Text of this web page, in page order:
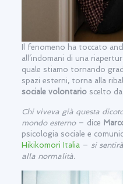
Il fenomeno ha toccato
all’indomani di una
quale stiamo tornando
spazi esterni, torna alla
sociale volontarioscelto da
Chi viveva già questa
mondo esterno– dice
psicologia sociale e
Hikikomori Italia– si
alla normalità.